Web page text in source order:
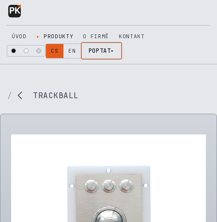
Přejít na obsah
ÚVOD PRODUKTY O FIRMĚ KONTAKT
CS EN POPTAT
TRACKBALL